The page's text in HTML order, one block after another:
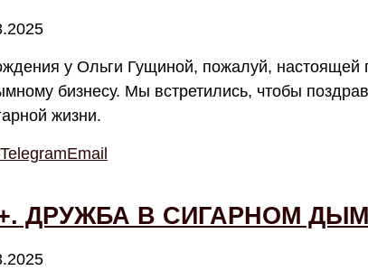
у Ольги Гущиной, пожалуй, настоящей
бизнесу. Мы встретились, чтобы
жизни.
TelegramEmail
ДРУЖБА В СИГАРНОМ